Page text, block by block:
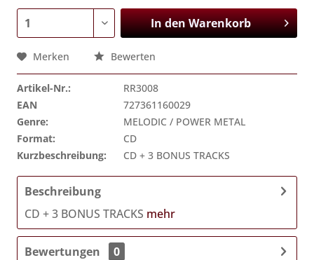
In denWarenkorb
Merken Bewerten
Artikel-Nr.:
RR3008
EAN
727361160029
Genre:
MELODIC / POWER METAL
Format:
CD
Kurzbeschreibung:
CD + 3 BONUS TRACKS
Beschreibung
CD + 3 BONUS TRACKS mehr
Bewertungen
0